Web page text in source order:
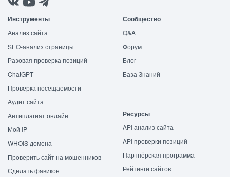
Инструменты
Анализ сайта
SEO-анализ страницы
Разовая проверка позиций
ChatGPT
Проверка посещаемости
Аудит сайта
Антиплагиат онлайн
Мой IP
WHOIS домена
Проверить сайт на мошенников
Сделать фавикон
Сообщество
Q&A
Форум
Блог
База Знаний
Ресурсы
API анализ сайта
API проверки позиций
Партнёрская программа
Рейтинги сайтов